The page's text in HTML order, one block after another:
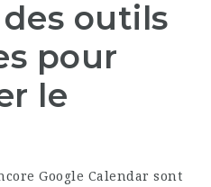
outils
pour
le
Google Calendar sont